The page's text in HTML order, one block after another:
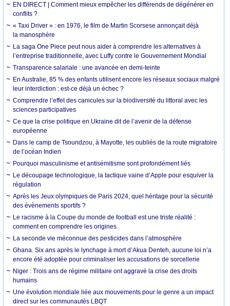
EN DIRECT | Comment mieux empêcher les différends de dégénérer en
conflits ?
« Taxi Driver » : en 1976, le film de Martin Scorsese annonçait déjà
la manosphère
La saga One Piece peut nous aider à comprendre les alternatives à
l’entreprise traditionnelle, avec Luffy contre le Gouvernement Mondial
Transparence salariale : une avancée en demi-teinte
En Australie, 85 % des enfants utilisent encore les réseaux sociaux malgré
leur interdiction : est-ce déjà un échec ?
Comprendre l’effet des canicules sur la biodiversité du littoral avec les
sciences participatives
Ce que la crise politique en Ukraine dit de l’avenir de la défense
européenne
Dans le camp de Tsoundzou, à Mayotte, les oubliés de la route migratoire
de l’océan Indien
Pourquoi masculinisme et antisémitisme sont profondément liés
Le découpage technologique, la tactique vaine d’Apple pour esquiver la
régulation
Après les Jeux olympiques de Paris 2024, quel héritage pour la sécurité
des évènements sportifs ?
Le racisme à la Coupe du monde de football est une triste réalité :
comment en comprendre les origines
La seconde vie méconnue des pesticides dans l’atmosphère
Ghana. Six ans après le lynchage à mort d’Akua Denteh, aucune loi n’a
encore été adoptée pour criminaliser les accusations de sorcellerie
Niger : Trois ans de régime militaire ont aggravé la crise des droits
humains
Une évolution mondiale liée aux mouvements pour le genre a un impact
direct sur les communautés LBQT